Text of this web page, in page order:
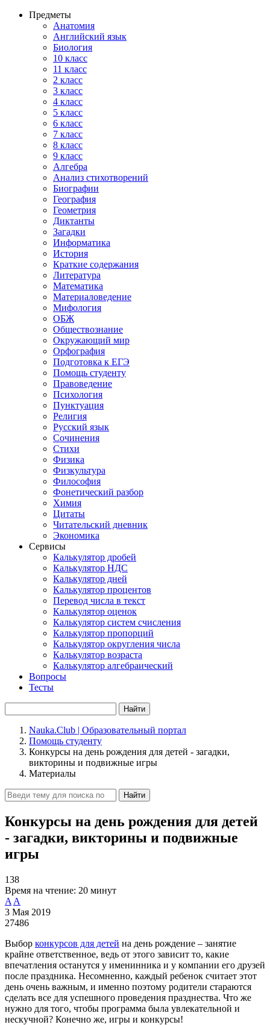
Предметы
Анатомия
Английский язык
Биология
10 класс
11 класс
2 класс
3 класс
4 класс
5 класс
6 класс
7 класс
8 класс
9 класс
Алгебра
Анализ стихотворений
Биографии
География
Геометрия
Диктанты
Загадки
Информатика
История
Краткие содержания
Литература
Математика
Материаловедение
Мифология
ОБЖ
Обществознание
Окружающий мир
Орфография
Подготовка к ЕГЭ
Помощь студенту
Правоведение
Психология
Пунктуация
Религия
Русский язык
Сочинения
Стихи
Физика
Физкультура
Философия
Фонетический разбор
Химия
Цитаты
Читательский дневник
Экономика
Сервисы
Калькулятор дробей
Калькулятор НДС
Калькулятор дней
Калькулятор процентов
Перевод числа в текст
Калькулятор оценок
Калькулятор систем счисления
Калькулятор пропорций
Калькулятор округления числа
Калькулятор возраста
Калькулятор алгебраический
Вопросы
Тесты
Найти
Nauka.Club | Образовательный портал
Помощь студенту
Конкурсы на день рождения для детей - загадки,
викторины и подвижные игры
Материалы
Найти
Конкурсы на день рождения для детей
- загадки, викторины и подвижные
игры
138
Время на чтение: 20 минут
A A
3 Мая 2019
27486
Выбор конкурсов для детей на день рождение – занятие
крайне ответственное, ведь от этого зависит то, какие
впечатления останутся у именинника и у компании его друзей
после праздника. Несомненно, каждый ребенок считает этот
день очень важным, и именно поэтому родители стараются
сделать все для успешного проведения празднества. Что же
нужно для того, чтобы программа была увлекательной и
нескучной? Конечно же, игры и конкурсы!